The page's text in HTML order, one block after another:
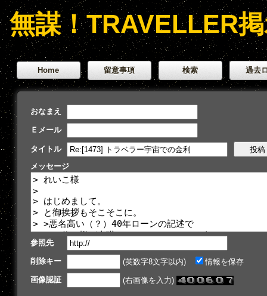
無謀！TRAVELLER
Home 留意事項 検索 過去
おなまえ
Ｅメール
タイトル
メッセージ
参照先
削除キー (英数字8文字以内)
情報を保存
画像認証
(右画像を入力)